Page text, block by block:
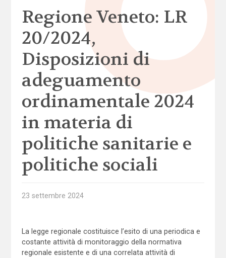
Regione Veneto: LR
20/2024,
Disposizioni di
adeguamento
ordinamentale 2024
in materia di
politiche sanitarie e
politiche sociali
23 settembre 2024
La legge regionale costituisce l’esito di una periodica e
costante attività di monitoraggio della normativa
regionale esistente e di una correlata attività di